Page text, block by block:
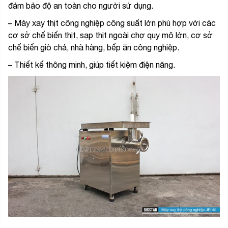
đảm bảo độ an toàn cho người sử dụng.
– Máy xay thịt công nghiệp công suất lớn phù hợp với các
cơ sở chế biến thịt, sạp thịt ngoài chợ quy mô lớn, cơ sở
chế biến giò chả, nhà hàng, bếp ăn công nghiệp.
– Thiết kế thông minh, giúp tiết kiệm điện năng.